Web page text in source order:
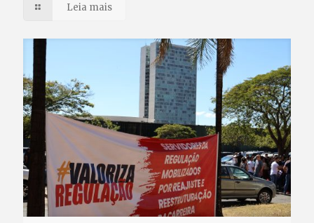
Leia mais